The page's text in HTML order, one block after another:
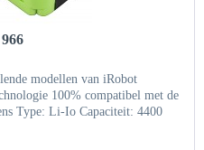
modellen van iRobot
100% compatibel met de
Type: Li-Io Capaciteit: 4400